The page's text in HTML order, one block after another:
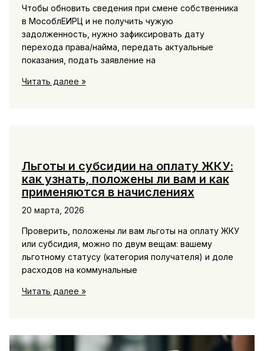
Чтобы обновить сведения при смене собственника
в МособлЕИРЦ и не получить чужую
задолженность, нужно зафиксировать дату
перехода права/найма, передать актуальные
показания, подать заявление на
Смена
в
МособлЕИРЦ
и
избежать
прошлого
хозяина
Читать далее »
Льготы и субсидии на оплату ЖКУ:
как узнать, положены ли вам и как
применяются в начислениях
20 марта, 2026
Проверить, положены ли вам льготы на оплату ЖКУ
или субсидия, можно по двум вещам: вашему
льготному статусу (категория получателя) и доле
расходов на коммунальные
Льготы
оплату
Читать далее »